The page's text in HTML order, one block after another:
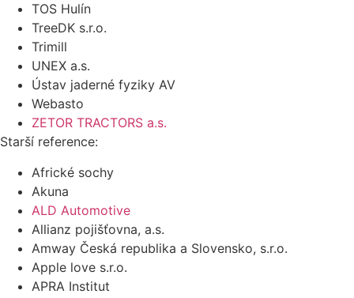
TOS Hulín
TreeDK s.r.o.
Trimill
UNEX a.s.
Ústav jaderné fyziky AV
Webasto
ZETOR TRACTORS a.s.
Starší reference:
Africké sochy
Akuna
ALD Automotive
Allianz pojišťovna, a.s.
Amway Česká republika a Slovensko, s.r.o.
Apple love s.r.o.
APRA Institut